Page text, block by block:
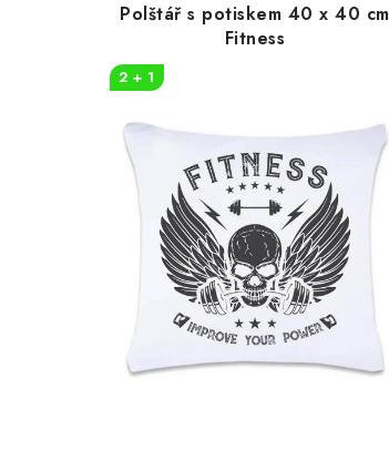
Polštář s potiskem 40 x 40 cm
Fitness
2 + 1